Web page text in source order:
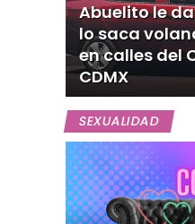
Abuelito le
lo saca
en calles del
CDMX
SEXUALIDAD